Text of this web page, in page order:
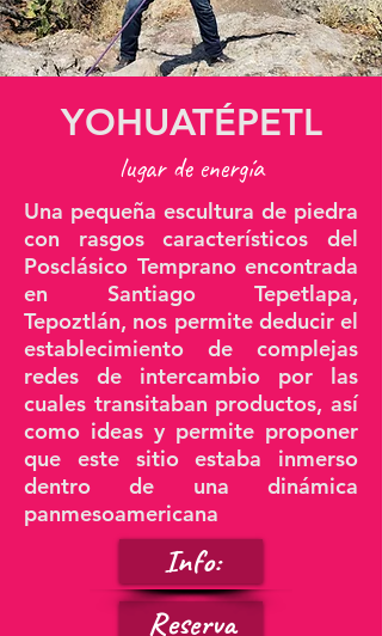
YOHUATÉPETL
lugar de energía
Una pequeña escultura de piedra
con rasgos característicos del
Posclásico Temprano encontrada
en Santiago Tepetlapa,
Tepoztlán, nos permite deducir el
establecimiento de complejas
redes de intercambio por las
cuales transitaban productos, así
como ideas y permite proponer
que este sitio estaba inmerso
dentro de una dinámica
panmesoamericana
Info:
Reserva